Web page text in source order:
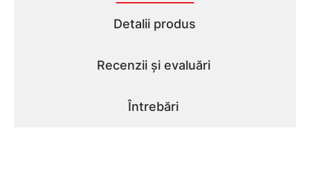
Detalii produs
Recenzii și evaluări
Întrebări